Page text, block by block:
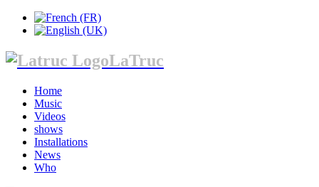
LaTruc
Home
Music
Videos
shows
Installations
News
Who